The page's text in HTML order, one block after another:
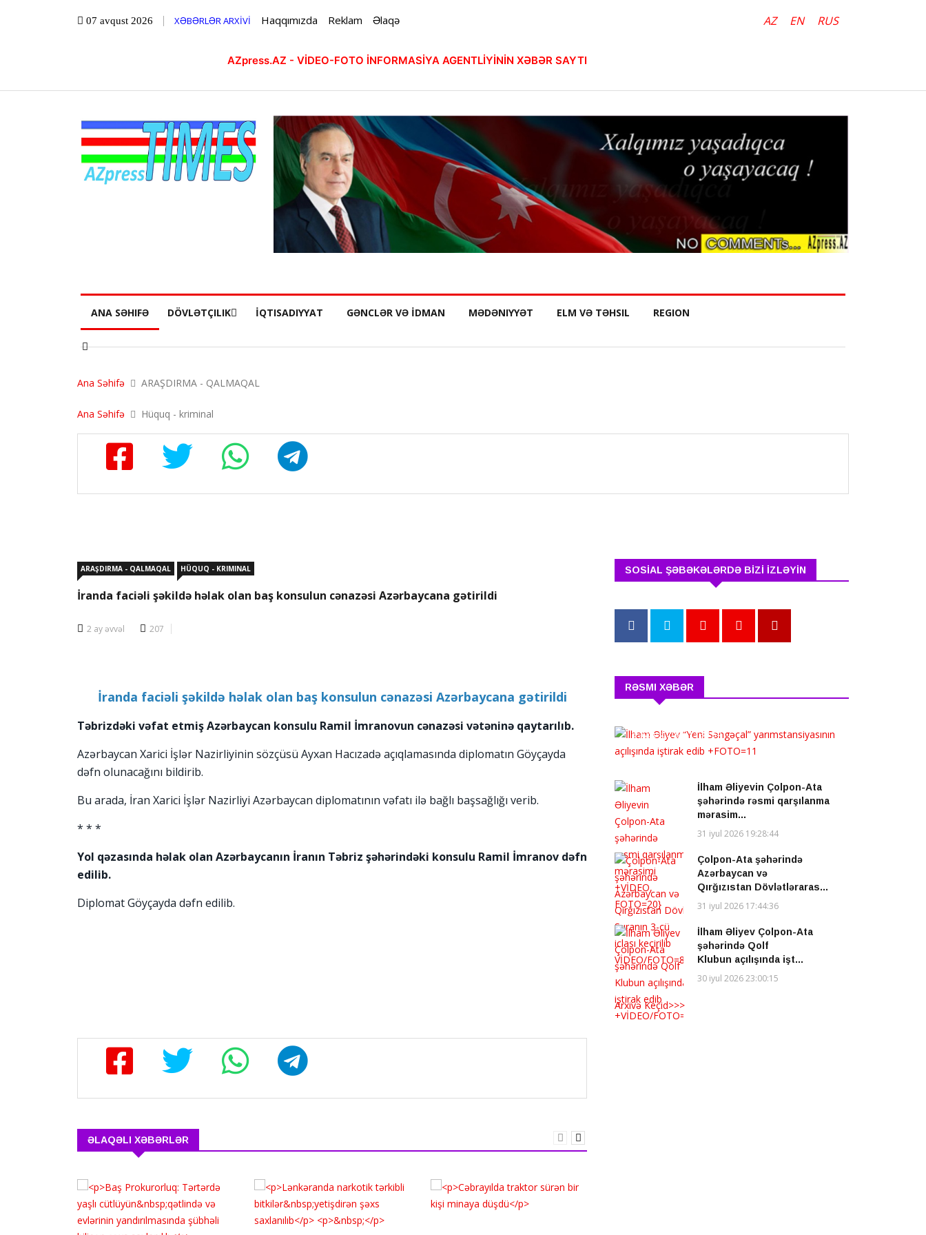
07 avqust 2026 XƏBƏRLƏR ARXİVİ Haqqımızda Reklam Əlaqə AZ EN RUS
AZpress.AZ - VİDEO-FOTO İNFORMASİYA AGENTLİYİNİN XƏBƏR SAYTI
ANA SƏHIFƏ DÖVLƏTÇILIK İQTISADIYYAT GƏNCLƏR VƏ İDMAN MƏDƏNIYYƏT ELM VƏ TƏHSIL REGION
Ana Səhifə ARAŞDIRMA - QALMAQAL
Ana Səhifə Hüquq - kriminal
ARAŞDIRMA - QALMAQAL HÜQUQ - KRIMINAL
İranda faciəli şəkildə həlak olan baş konsulun cənazəsi Azərbaycana gətirildi
2 ay əvvəl 207
İranda faciəli şəkildə həlak olan baş konsulun cənazəsi Azərbaycana gətirildi
Təbrizdəki vəfat etmiş Azərbaycan konsulu Ramil İmranovun cənazəsi vətəninə qaytarılıb.
Azərbaycan Xarici İşlər Nazirliyinin sözçüsü Ayxan Hacızadə açıqlamasında diplomatın Göyçayda
dəfn olunacağını bildirib.
Bu arada, İran Xarici İşlər Nazirliyi Azərbaycan diplomatının vəfatı ilə bağlı başsağlığı verib.
* * *
Yol qəzasında həlak olan Azərbaycanın İranın Təbriz şəhərindəki konsulu Ramil İmranov dəfn
edilib.
Diplomat Göyçayda dəfn edilib.
ƏLAQƏLI XƏBƏRLƏR
SOSİAL ŞƏBƏKƏLƏRDƏ BİZİ İZLƏYİN
RƏSMI XƏBƏR
İlham Əliyev “Yeni
5 avqust 2026 13:34:54
İlham Əliyevin Çolpon-Ata
şəhərində rəsmi qarşılanma
mərasim...
31 iyul 2026 19:28:44
Çolpon-Ata şəhərində
Azərbaycan və
Qırğızıstan Dövlətləraras...
31 iyul 2026 17:44:36
İlham Əliyev Çolpon-Ata
şəhərində Qolf
Klubun açılışında işt...
30 iyul 2026 23:00:15
Arxivə Keçid>>>